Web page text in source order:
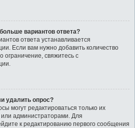
вариантов ответа?
ответа устанавливается
Если вам нужно добавить количество
свяжитесь с
удалить опрос?
могут редактироваться только их
администраторами. Для
к редактированию первого сообщения